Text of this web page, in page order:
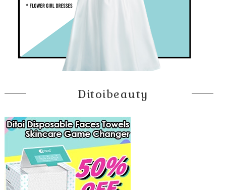
Ditoibeauty